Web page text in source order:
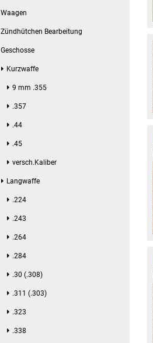
Waagen
Zündhütchen Bearbeitung
Geschosse
Kurzwaffe
9 mm .355
.357
.44
.45
versch.Kaliber
Langwaffe
.224
.243
.264
.284
.30 (.308)
.311 (.303)
.323
.338